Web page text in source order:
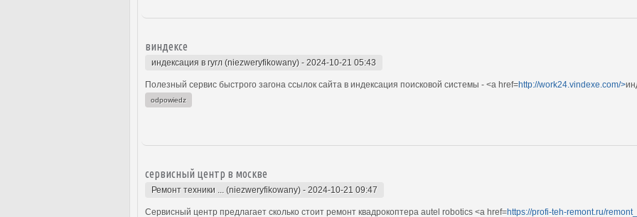
виндексе
индексация в гугл (niezweryfikowany) - 2024-10-21 05:43
Полезный сервис быстрого загона ссылок сайта в индексация поисковой системы - <a href=http://work24.vindexe.com/>
odpowiedz
сервисный центр в москве
Ремонт техники ... (niezweryfikowany) - 2024-10-21 09:47
Сервисный центр предлагает сколько стоит ремонт квадрокоптера autel robotics <a href=https://profi-teh-remont.ru/